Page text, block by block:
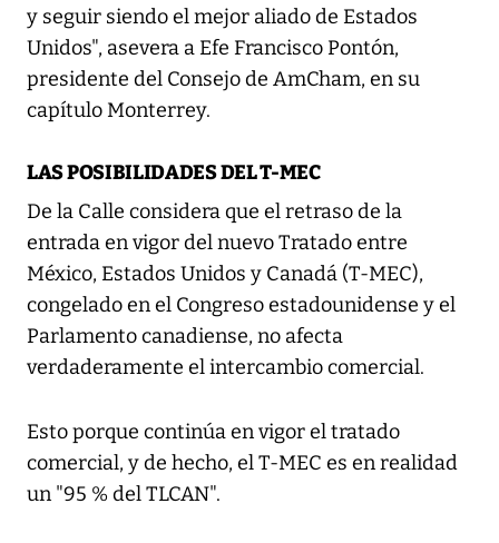
y seguir siendo el mejor aliado de Estados
Unidos", asevera a Efe Francisco Pontón,
presidente del Consejo de AmCham, en su
capítulo Monterrey.
LAS POSIBILIDADES DEL T-MEC
De la Calle considera que el retraso de la
entrada en vigor del nuevo Tratado entre
México, Estados Unidos y Canadá (T-MEC),
congelado en el Congreso estadounidense y el
Parlamento canadiense, no afecta
verdaderamente el intercambio comercial.
Esto porque continúa en vigor el tratado
comercial, y de hecho, el T-MEC es en realidad
un "95 % del TLCAN".